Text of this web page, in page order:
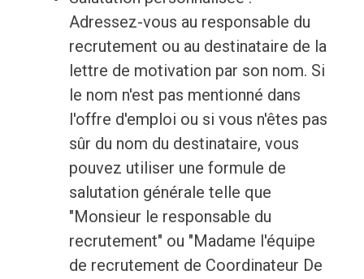
Adressez-vous au responsable du
recrutement ou au destinataire de la
lettre de motivation par son nom. Si
le nom n'est pas mentionné dans
l'offre d'emploi ou si vous n'êtes pas
sûr du nom du destinataire, vous
pouvez utiliser une formule de
salutation générale telle que
"Monsieur le responsable du
recrutement" ou "Madame l'équipe
de recrutement de Coordinateur De